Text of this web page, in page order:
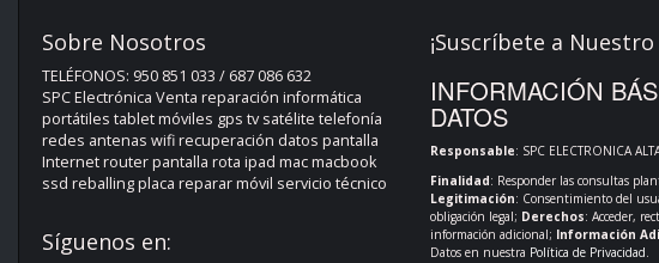
Sobre Nosotros
TELÉFONOS: 950 851 033 / 687 086 632
SPC Electrónica Venta reparación informática
portátiles tablet móviles gps tv satélite telefonía
redes antenas wifi recuperación datos pantalla
Internet router pantalla rota ipad mac macbook
ssd reballing placa reparar móvil servicio técnico
Síguenos en:
¡Suscríbete a
INFORMACIÓN
DATOS
Responsable: SPC ELECTRONICA
Finalidad: Responder las consultas
Legitimación: Consentimiento del
obligación legal; Derechos: Acceder,
información adicional; Información
Datos en nuestra Política de Privacidad.